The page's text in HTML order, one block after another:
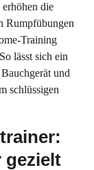
die
Rumpfübungen
Training
lässt sich ein
und
schlüssigen
gezielt